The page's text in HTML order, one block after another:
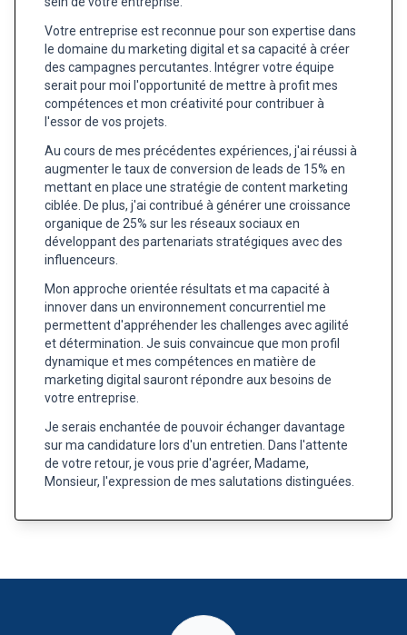
Votre entreprise est reconnue pour son expertise dans
le domaine du marketing digital et sa capacité à créer
des campagnes percutantes. Intégrer votre équipe
serait pour moi l'opportunité de mettre à profit mes
compétences et mon créativité pour contribuer à
l'essor de vos projets.
Au cours de mes précédentes expériences, j'ai réussi à
augmenter le taux de conversion de leads de 15% en
mettant en place une stratégie de content marketing
ciblée. De plus, j'ai contribué à générer une croissance
organique de 25% sur les réseaux sociaux en
développant des partenariats stratégiques avec des
influenceurs.
Mon approche orientée résultats et ma capacité à
innover dans un environnement concurrentiel me
permettent d'appréhender les challenges avec agilité
et détermination. Je suis convaincue que mon profil
dynamique et mes compétences en matière de
marketing digital sauront répondre aux besoins de
votre entreprise.
Je serais enchantée de pouvoir échanger davantage
sur ma candidature lors d'un entretien. Dans l'attente
de votre retour, je vous prie d'agréer, Madame,
Monsieur, l'expression de mes salutations distinguées.